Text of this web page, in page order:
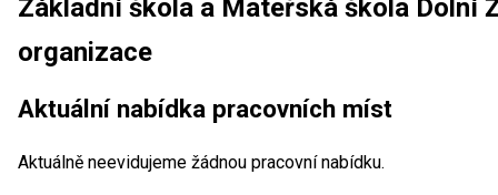
Základní škola a Mateřská škola Dolní
organizace
Aktuální nabídka pracovních míst
Aktuálně neevidujeme žádnou pracovní nabídku.